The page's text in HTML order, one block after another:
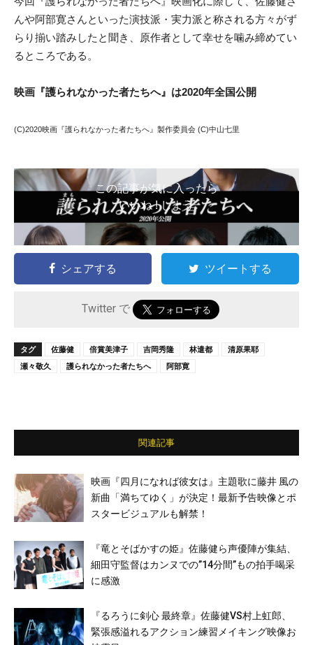
んや阿部寛さんといった演技派・実力派と称される方々がず
らり揃い踏みしたと聞き、原作者として幸せを噛み締めてい
るところである。
映画『護られなかった者たちへ』は2020年全国公開
(C)2020映画『護られなかった者たちへ』製作委員会 (C)中山七里
この記事が気に入ったら
いいね ! しよう
シェアする ツイートする
Twitter で
タグ 佐藤健 倍賞美津子 吉岡秀隆 林遣都
清原果耶
瀬々敬久
護られなかった者たちへ 阿部寛
関連記事
映画『四月になれば彼女は』主題歌に藤井 風の
新曲「満ちてゆく」が決定！最新予告映像とポ
スタービジュアルも解禁！
『竜とそばかすの姫』佐藤健ら声優陣が集結、
細田守監督はカンヌでの”14分間”もの拍手喝采
に感激
『るろうに剣心 最終章』佐藤健VS村上虹郎、
緊張感溢れるアクション練習メイキング映像お